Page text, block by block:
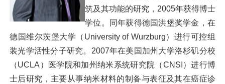
筑及其功能的研究，2005年获得博士
学位。同年获得德国洪堡奖学金，在
德国维尔茨堡大学（University of Wurzburg）进行可控组
装光学活性分子研究。2007年在美国加州大学洛杉矶分校
（UCLA）医学院和加州纳米系统研究院（CNSI）进行博
士后研究，主要从事纳米材料的制备与表征及其在癌症诊